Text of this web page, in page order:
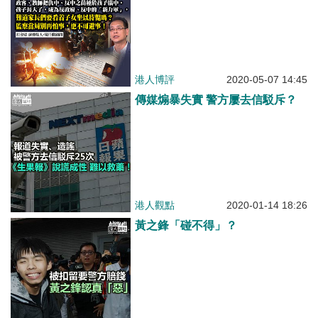
港人博評 2020-05-07 14:45
傳媒煽暴失實 警方屢去信駁斥？
港人觀點 2020-01-14 18:26
黃之鋒「碰不得」？